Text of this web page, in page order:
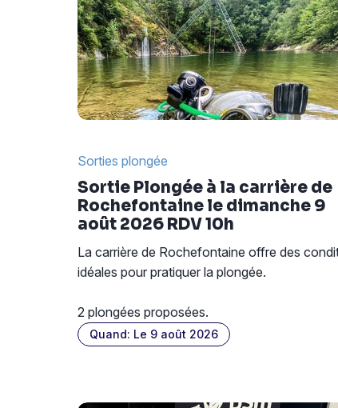
Sorties plongée
Sortie Plongée à la carrière de
Rochefontaine le dimanche 9
août 2026 RDV 10h
La carrière de Rochefontaine offre des
idéales pour pratiquer la plongée.
2 plongées proposées.
Quand: Le 9 août 2026